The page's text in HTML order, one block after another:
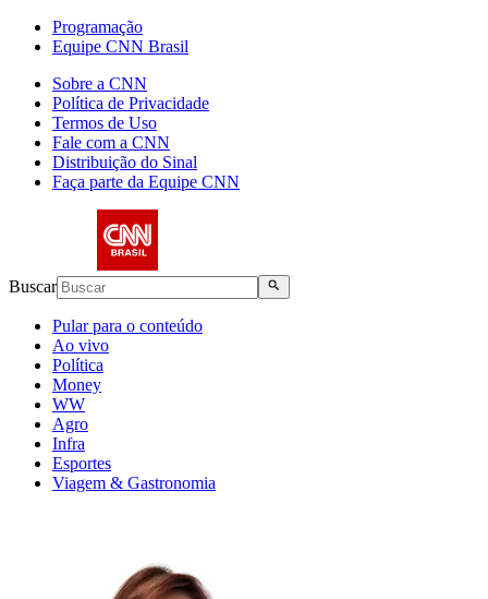
Programação
Equipe CNN Brasil
Sobre a CNN
Política de Privacidade
Termos de Uso
Fale com a CNN
Distribuição do Sinal
Faça parte da Equipe CNN
Buscar
Pular para o conteúdo
Ao vivo
Política
Money
WW
Agro
Infra
Esportes
Viagem & Gastronomia